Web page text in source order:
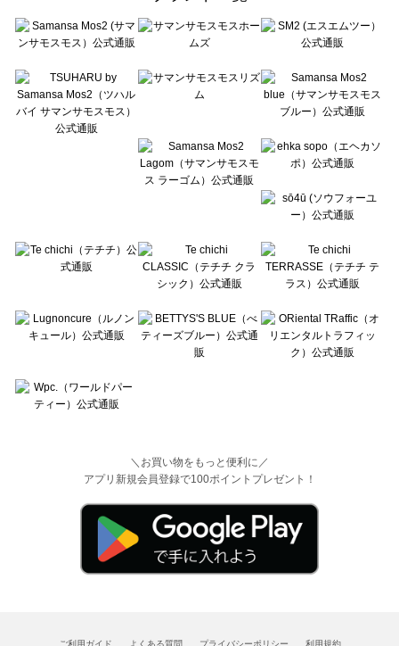
sō4ū（ソウフォーユー）のボトムス一覧
Te chichi（テチチ）のボトムス一覧
Te chichi CLASSIC（テチチ クラシック）のボトムス一覧
Lugnoncure（ルノンキュール）のボトムス一覧
BETTY'S BLUE（べティーズブルー）のボトムス一覧
Wpc.（ワールドパーティー）のボトムス一覧
＼お買い物をもっと便利に／
アプリ新規会員登録で100ポイントプレゼント！
ご利用ガイド よくある質問 プライバシーポリシー 利用規約